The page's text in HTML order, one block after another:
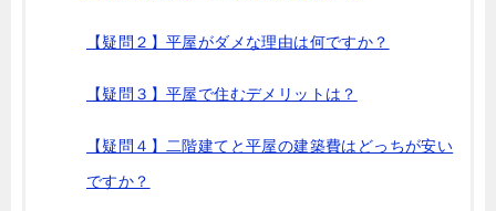
【疑問２】平屋がダメな理由は何ですか？
【疑問３】平屋で住むデメリットは？
【疑問４】二階建てと平屋の建築費はどっちが安い
ですか？